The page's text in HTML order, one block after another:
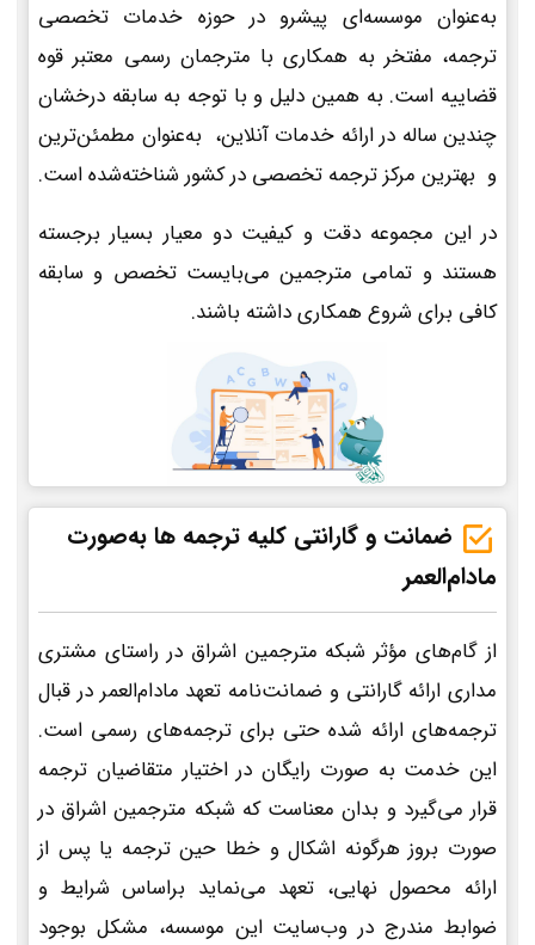
به‌عنوان موسسه‌ای پیشرو در حوزه خدمات تخصصی
ترجمه، مفتخر به همکاری با مترجمان رسمی معتبر قوه
قضاییه است. به همین دلیل و با توجه به سابقه درخشان
چندین ساله در ارائه خدمات آنلاین، به‌عنوان مطمئن‌ترین
و بهترین مرکز ترجمه تخصصی در کشور شناخته‌شده است.
در این مجموعه دقت و کیفیت دو معیار بسیار برجسته
هستند و تمامی مترجمین می‌بایست تخصص و سابقه
کافی برای شروع همکاری داشته باشند.
ضمانت و گارانتی کلیه ترجمه ها به‌صورت
مادام‌العمر
از گام‌های مؤثر شبکه مترجمین اشراق در راستای مشتری
مداری ارائه گارانتی و ضمانت‌نامه تعهد مادام‌العمر در قبال
ترجمه‌های ارائه شده حتی برای ترجمه‌های رسمی است.
این خدمت به صورت رایگان در اختیار متقاضیان ترجمه
قرار می‌گیرد و بدان معناست که شبکه مترجمین اشراق در
صورت بروز هرگونه اشکال و خطا حین ترجمه یا پس از
ارائه محصول نهایی، تعهد می‌نماید براساس شرایط و
ضوابط مندرج در وب‌سایت این موسسه، مشکل بوجود